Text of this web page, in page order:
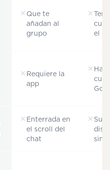
Que te
añadan al
grupo
el
Requiere la
app
Enterrada en
el scroll del
chat
sin